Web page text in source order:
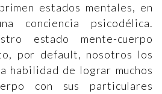
estados mentales, en
conciencia psicodélica.
estado mente-cuerpo
por default, nosotros los
habilidad de lograr muchos
con sus particulares